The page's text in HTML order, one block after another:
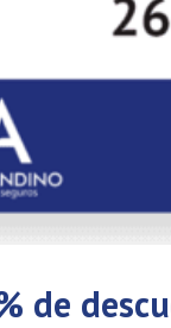
de